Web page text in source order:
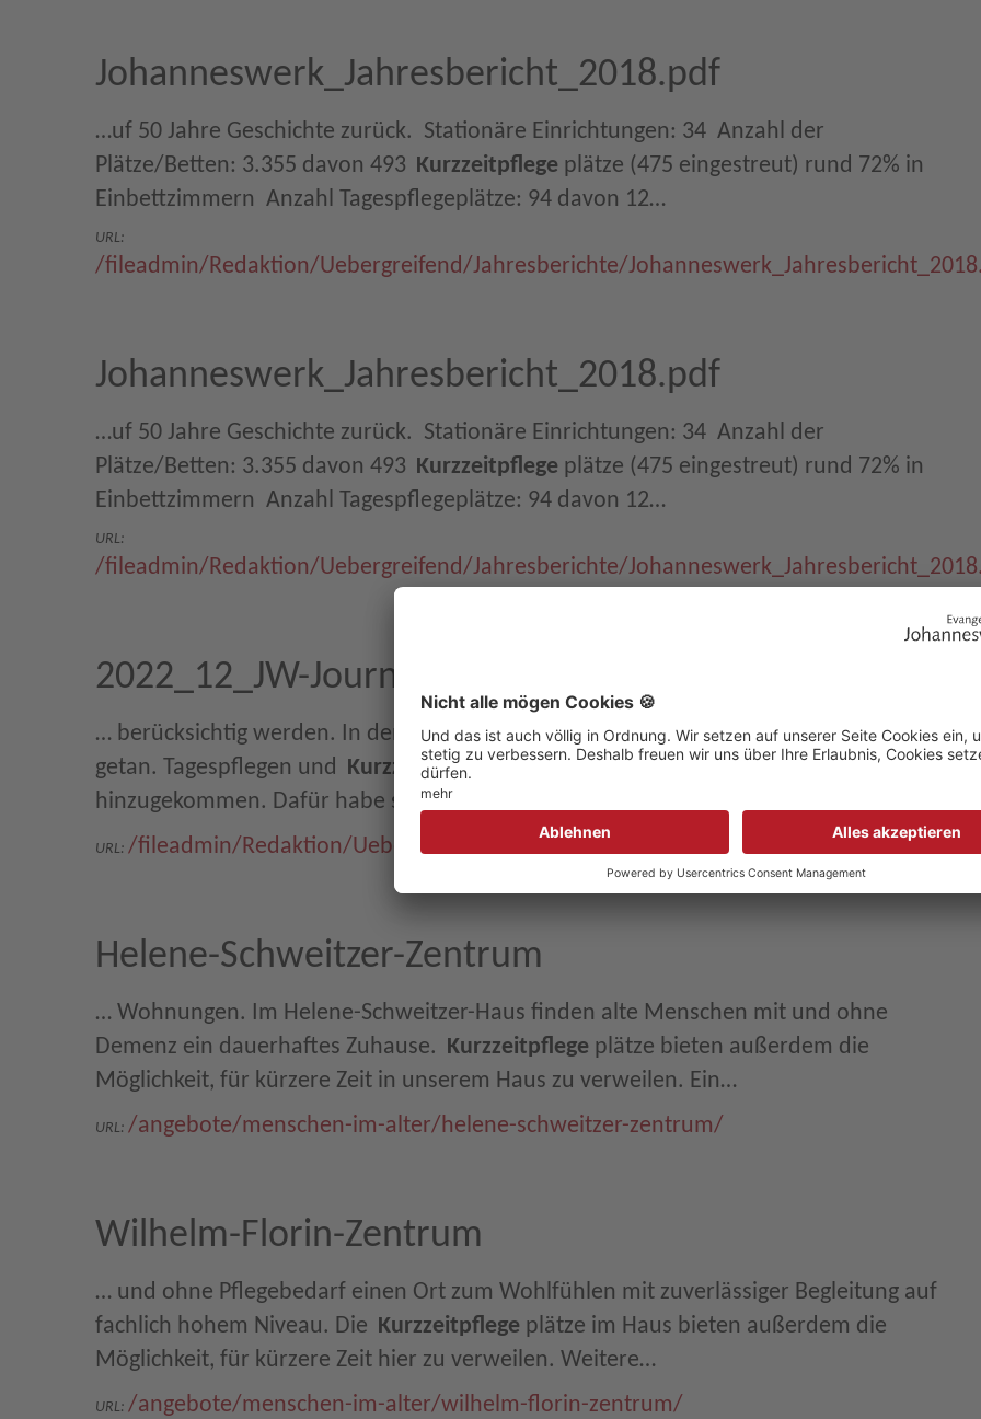
Johanneswerk_Jahresbericht_2018.pdf
…uf 50 Jahre Geschichte zurück.  Stationäre Einrichtungen: 34  Anzahl der
Plätze/Betten: 3.355 davon 493 Kurzzeitpflege plätze (475 eingestreut) rund 72% in
Einbettzimmern  Anzahl Tagespflegeplätze: 94 davon 12…
URL:
/fileadmin/Redaktion/Uebergreifend/Jahresberichte/
Johanneswerk_Jahresbericht_2018.pdf
…uf 50 Jahre Geschichte zurück.  Stationäre Einrichtungen: 34  Anzahl der
Plätze/Betten: 3.355 davon 493 Kurzzeitpflege plätze (475 eingestreut) rund 72% in
Einbettzimmern  Anzahl Tagespflegeplätze: 94 davon 12…
URL:
/fileadmin/Redaktion/Uebergreifend/Jahresberichte/
2022_12_JW-Journal.pdf
… berücksichtig werden. In den vergangenen Jahren habe sich aber schon einiges
getan. Tagespflegen und Kurzzeitpflege
n sind als relativ neue Angebote
hinzugekommen. Dafür habe sich der Gesetzgeber eingesetzt.…
URL: /fileadmin/Redaktion/Uebergreifend/Journale/2022_12_JW-Journal.pdf
Helene-Schweitzer-Zentrum
… Wohnungen. Im Helene-Schweitzer-Haus finden alte Menschen mit und ohne
Demenz ein dauerhaftes Zuhause. Kurzzeitpflege plätze bieten außerdem die
Möglichkeit, für kürzere Zeit in unserem Haus zu verweilen. Ein…
URL: /angebote/menschen-im-alter/helene-schweitzer-zentrum/
Wilhelm-Florin-Zentrum
… und ohne Pflegebedarf einen Ort zum Wohlfühlen mit zuverlässiger Begleitung auf
fachlich hohem Niveau. Die Kurzzeitpflege plätze im Haus bieten außerdem die
Möglichkeit, für kürzere Zeit hier zu verweilen. Weitere…
URL: /angebote/menschen-im-alter/wilhelm-florin-zentrum/